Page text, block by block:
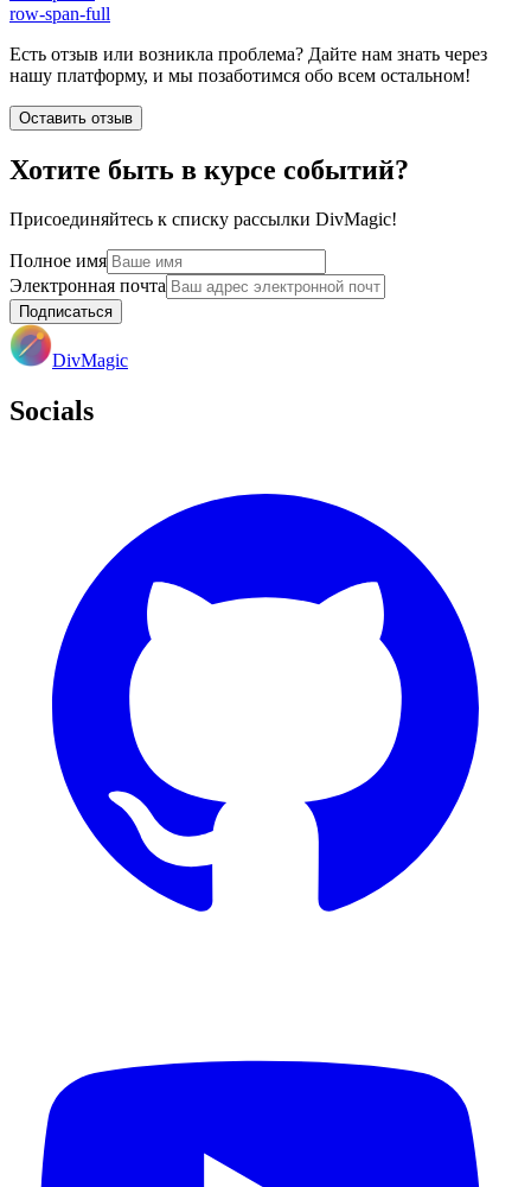
row-span-full
Есть отзыв или возникла проблема? Дайте нам знать через
нашу платформу, и мы позаботимся обо всем остальном!
Оставить отзыв
Хотите быть в курсе событий?
Присоединяйтесь к списку рассылки DivMagic!
Полное имя
Электронная почта
Подписаться
DivMagic
Socials